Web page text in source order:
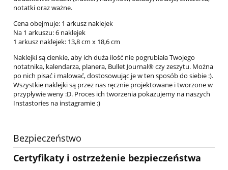
notatki oraz ważne.
Cena obejmuje: 1 arkusz naklejek
Na 1 arkuszu: 6 naklejek
1 arkusz naklejek: 13,8 cm x 18,6 cm
Naklejki są cienkie, aby ich duża ilość nie pogrubiała Twojego
notatnika, kalendarza, planera, Bullet Journal® czy zeszytu. Można
po nich pisać i malować, dostosowując je w ten sposób do siebie :).
Wszystkie naklejki są przez nas ręcznie projektowane i tworzone w
przypływie weny :D. Proces ich tworzenia pokazujemy na naszych
Instastories na instagramie :)
Bezpieczeństwo
Certyfikaty i ostrzeżenie bezpieczeństwa